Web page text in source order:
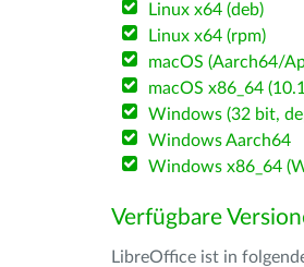
Linux x64 (deb)
Linux x64 (rpm)
macOS (Aarch64/
macOS x86_64
Windows (32 bit,
Windows Aarch64
Windows x86_64
Verfügbare
LibreOffice ist in